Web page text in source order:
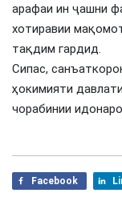
арафаи ин ҷашни
хотиравии
тақдим гардид.
Сипас,
ҳокимияти
чорабинии
Facebook